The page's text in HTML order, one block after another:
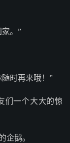
。”
时再来哦！”
们一个大大的惊
企鹅。